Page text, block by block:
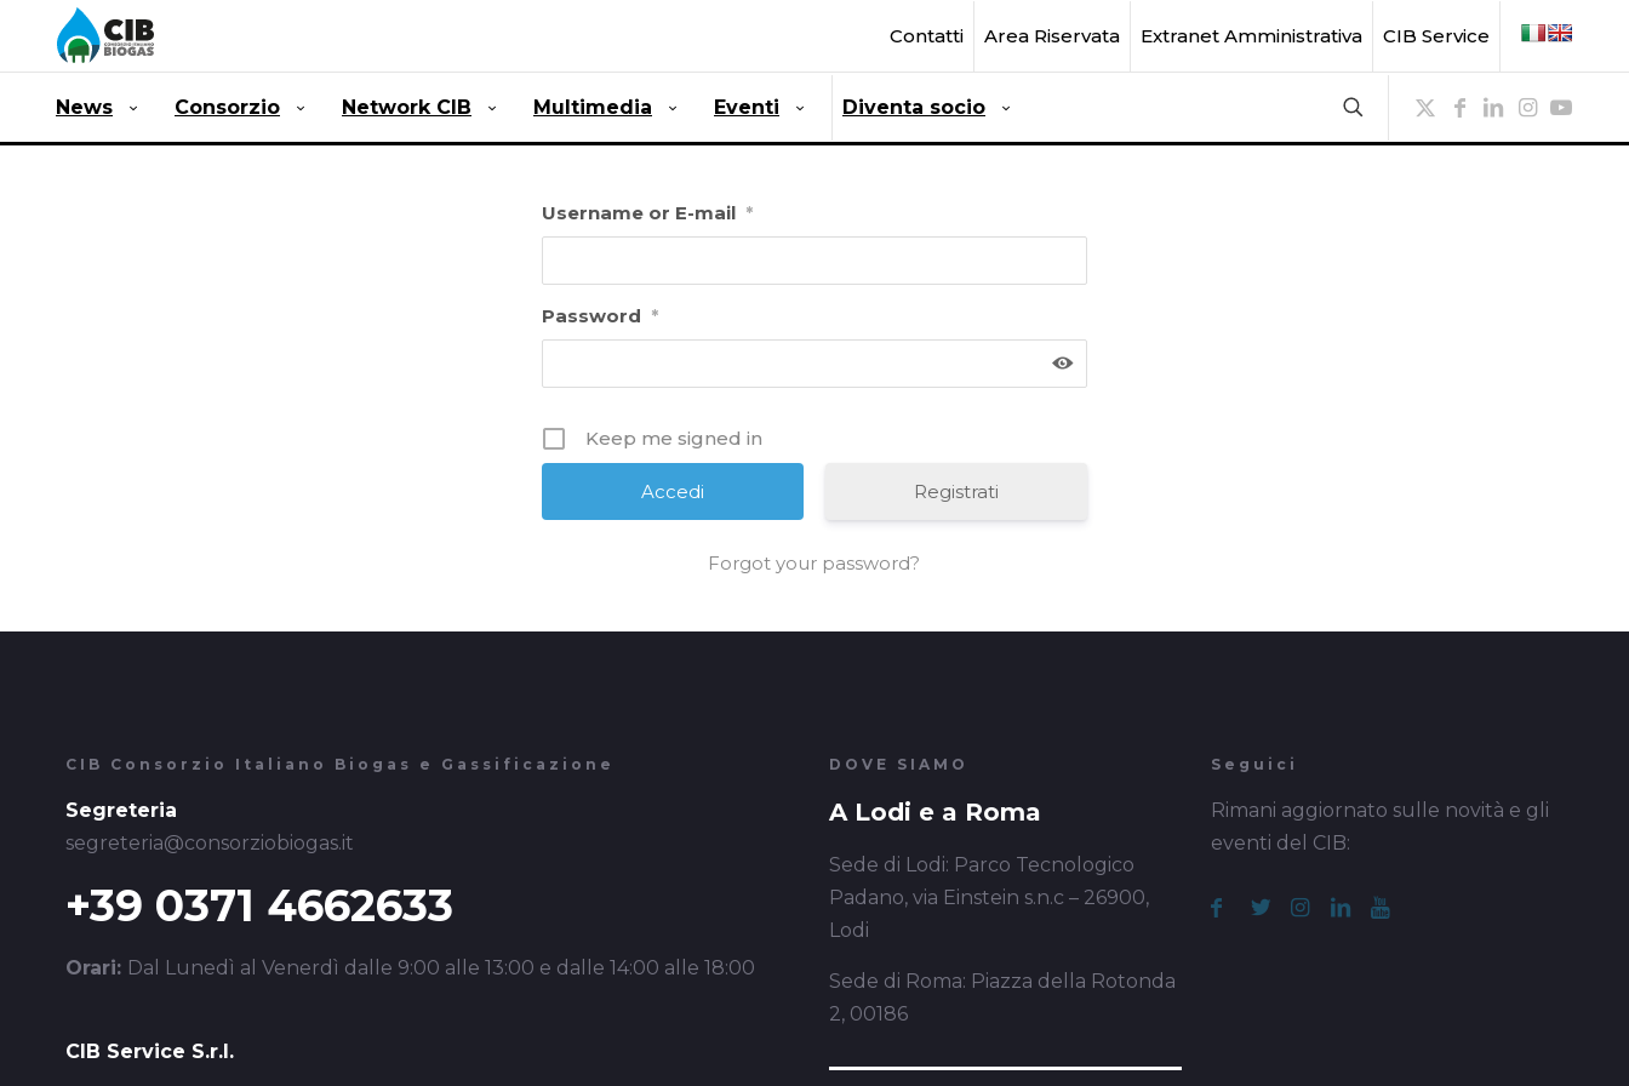
Contatti Area Riservata Extranet Amministrativa CIB Service
News Consorzio Network CIB Multimedia Eventi Diventa socio
Username or E-mail *
Password *
Keep me signed in
Registrati
Forgot your password?
CIB Consorzio Italiano Biogas e Gassificazione
Segreteria
segreteria@consorziobiogas.it
+39 0371 4662633
Orari: Dal Lunedì al Venerdì dalle 9:00 alle 13:00 e dalle 14:00 alle 18:00
CIB Service S.r.l.
DOVE SIAMO
A Lodi e a Roma
Sede di Lodi: Parco Tecnologico
Padano, via Einstein s.n.c – 26900,
Lodi
Sede di Roma: Piazza della Rotonda
2, 00186
Seguici
Rimani aggiornato sulle novità e gli
eventi del CIB: